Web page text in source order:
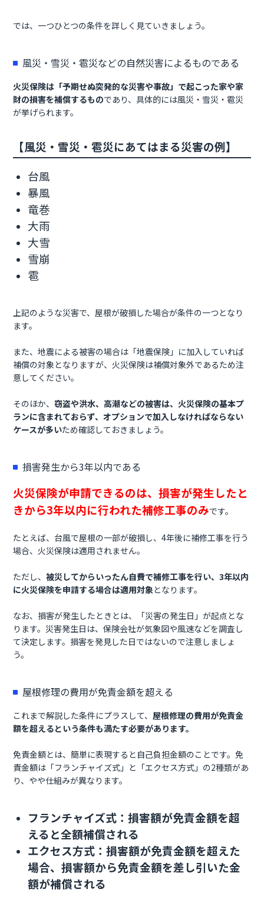
では、一つひとつの条件を詳しく見ていきましょう。
風災・雪災・雹災などの自然災害によるものである
火災保険は「予期せぬ突発的な災害や事故」で起こった家や家
財の損害を補償するものであり、具体的には風災・雪災・雹災
が挙げられます。
【風災・雪災・雹災にあてはまる災害の例】
台風
暴風
竜巻
大雨
大雪
雪崩
雹
上記のような災害で、屋根が破損した場合が条件の一つとなり
ます。
また、地震による被害の場合は「地震保険」に加入していれば
補償の対象となりますが、火災保険は補償対象外であるため注
意してください。
そのほか、窃盗や洪水、高潮などの被害は、火災保険の基本プ
ランに含まれておらず、オプションで加入しなければならない
ケースが多いため確認しておきましょう。
損害発生から3年以内である
火災保険が申請できるのは、損害が発生したと
きから3年以内に行われた補修工事のみです。
たとえば、台風で屋根の一部が破損し、4年後に補修工事を行う
場合、火災保険は適用されません。
ただし、被災してからいったん自費で補修工事を行い、3年以内
に火災保険を申請する場合は適用対象となります。
なお、損害が発生したときとは、「災害の発生日」が起点とな
ります。災害発生日は、保険会社が気象図や風速などを調査し
て決定します。損害を発見した日ではないので注意しましょ
う。
屋根修理の費用が免責金額を超える
これまで解説した条件にプラスして、屋根修理の費用が免責金
額を超えるという条件も満たす必要があります。
免責金額とは、簡単に表現すると自己負担金額のことです。免
責金額は「フランチャイズ式」と「エクセス方式」の2種類があ
り、やや仕組みが異なります。
フランチャイズ式：損害額が免責金額を超
えると全額補償される
エクセス方式：損害額が免責金額を超えた
場合、損害額から免責金額を差し引いた金
額が補償される